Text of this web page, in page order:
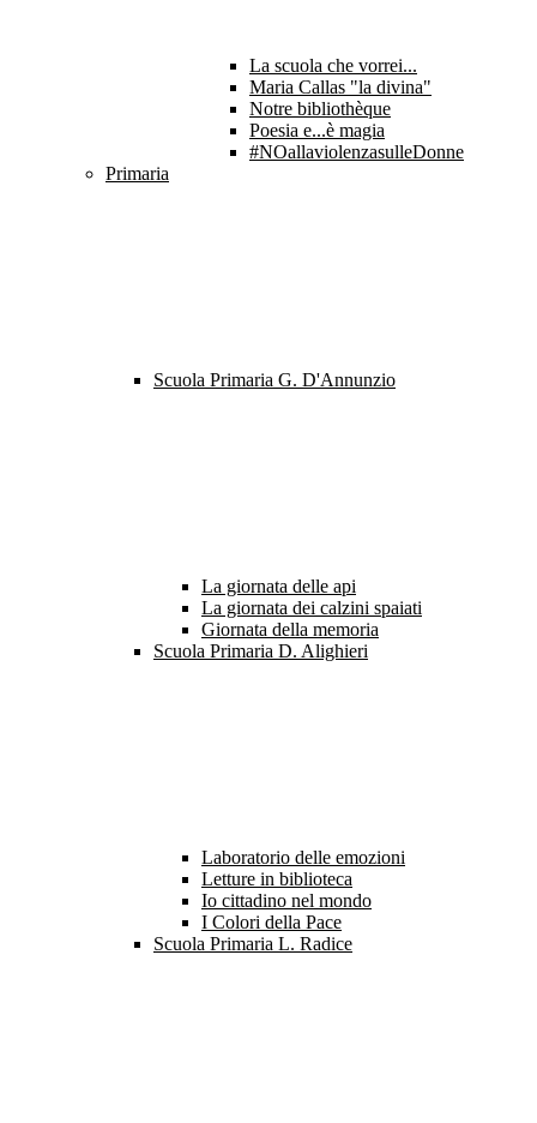
La scuola che vorrei...
Maria Callas "la divina"
Notre bibliothèque
Poesia e...è magia
#NOallaviolenzasulleDonne
Primaria
Scuola Primaria G. D'Annunzio
La giornata delle api
La giornata dei calzini spaiati
Giornata della memoria
Scuola Primaria D. Alighieri
Laboratorio delle emozioni
Letture in biblioteca
Io cittadino nel mondo
I Colori della Pace
Scuola Primaria L. Radice